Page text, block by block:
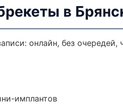
в
онлайн, без
имплантов